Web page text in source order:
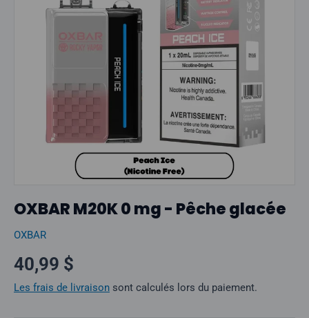
OXBAR M20K 0 mg - Pêche glacée
OXBAR
Prix normal
40,99 $
Les frais de livraison sont calculés lors du paiement.